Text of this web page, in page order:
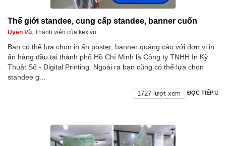
Thế giới standee, cung cấp standee, banner cuốn
Uyên Vũ, Thành viên của kex.vn
Bạn có thể lựa chọn in ấn poster, banner quảng cáo với đơn vị in
ấn hàng đầu tại thành phố Hồ Chí Minh là Công ty TNHH In Kỹ
Thuật Số - Digital Printing. Ngoài ra bạn cũng có thể lựa chọn
standee g...
ĐỌC TIẾP
1727 lượt xem